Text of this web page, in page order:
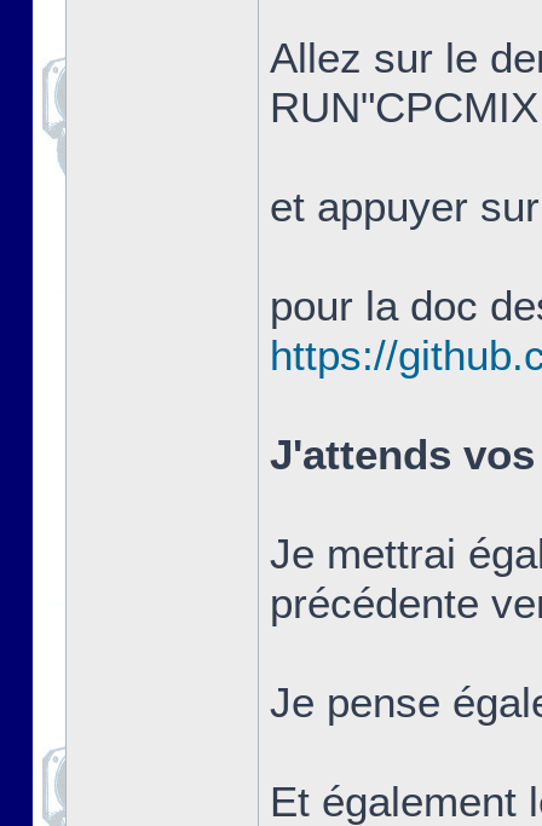
Allez sur le
RUN"CPCMIX
et appuyer
pour la doc
https://
J'attends
Je mettrai
précédente
Je pense
Et également